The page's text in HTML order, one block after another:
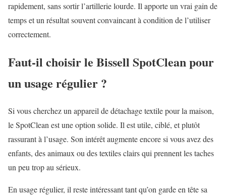
rapidement, sans sortir l’artillerie lourde. Il apporte un vrai gain de
temps et un résultat souvent convaincant à condition de l’utiliser
correctement.
Faut-il choisir le Bissell SpotClean pour
un usage régulier ?
Si vous cherchez un appareil de détachage textile pour la maison,
le SpotClean est une option solide. Il est utile, ciblé, et plutôt
rassurant à l’usage. Son intérêt augmente encore si vous avez des
enfants, des animaux ou des textiles clairs qui prennent les taches
un peu trop au sérieux.
En usage régulier, il reste intéressant tant qu’on garde en tête sa